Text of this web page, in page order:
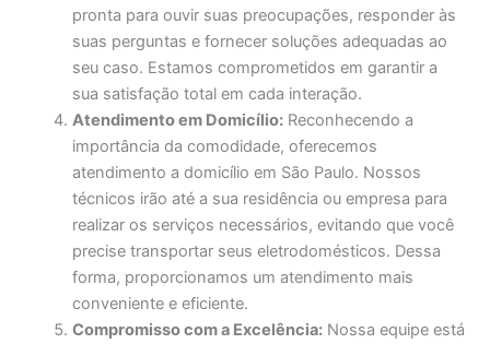
pronta para ouvir suas preocupações, responder às
suas perguntas e fornecer soluções adequadas ao
seu caso. Estamos comprometidos em garantir a
sua satisfação total em cada interação.
Atendimento em Domicílio: Reconhecendo a
importância da comodidade, oferecemos
atendimento a domicílio em São Paulo. Nossos
técnicos irão até a sua residência ou empresa para
realizar os serviços necessários, evitando que você
precise transportar seus eletrodomésticos. Dessa
forma, proporcionamos um atendimento mais
conveniente e eficiente.
Compromisso com a Excelência: Nossa equipe está